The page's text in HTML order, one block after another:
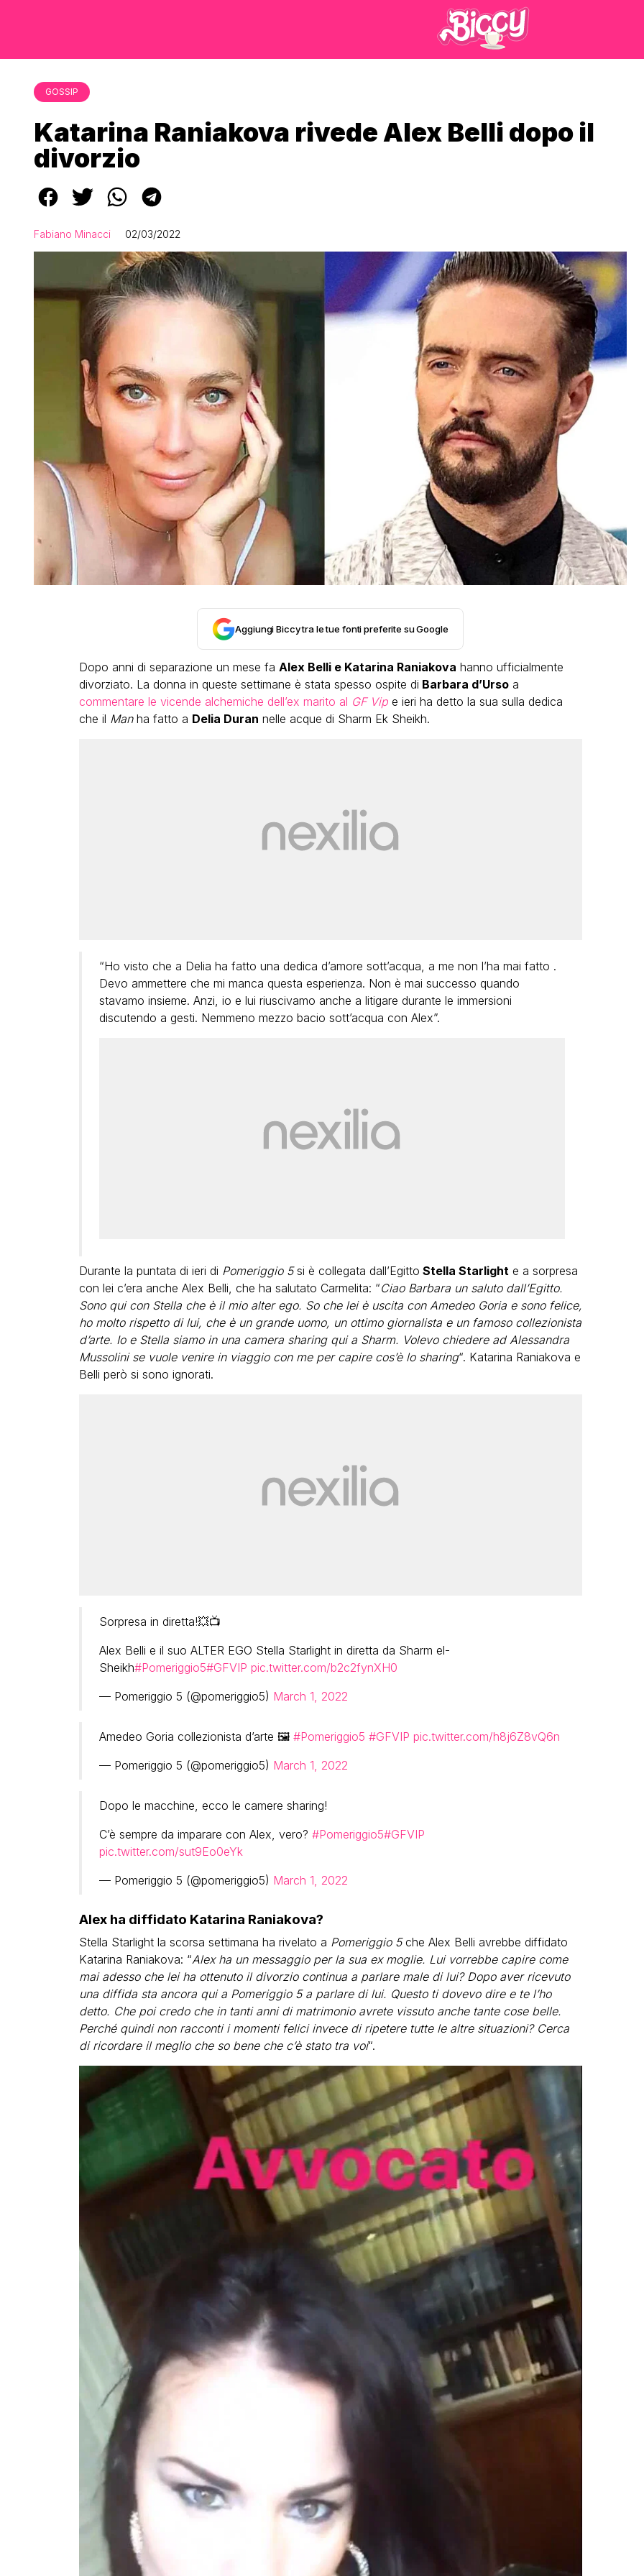
GOSSIP
Katarina Raniakova rivede Alex Belli dopo il
divorzio
Fabiano Minacci 02/03/2022
Aggiungi Biccy tra le tue fonti preferite su Google
Dopo anni di separazione un mese fa Alex Belli e Katarina Raniakova hanno ufficialmente
divorziato. La donna in queste settimane è stata spesso ospite di Barbara d’Ursoa
commentare le vicende alchemiche dell’ex marito al GF Vipe ieri ha detto la sua sulla dedica
che il Manha fatto a Delia Duran nelle acque di Sharm Ek Sheikh.
“Ho visto che a Delia ha fatto una dedica d’amore sott’acqua, a me non l’ha mai fatto .
Devo ammettere che mi manca questa esperienza. Non è mai successo quando
stavamo insieme. Anzi, io e lui riuscivamo anche a litigare durante le immersioni
discutendo a gesti. Nemmeno mezzo bacio sott’acqua con Alex”.
Durante la puntata di ieri di Pomeriggio 5si è collegata dall’Egitto Stella Starlighte a sorpresa
con lei c’era anche Alex Belli, che ha salutato Carmelita: “Ciao Barbara un saluto dall’Egitto.
Sono qui con Stella che è il mio alter ego. So che lei è uscita con Amedeo Goria e sono felice,
ho molto rispetto di lui, che è un grande uomo, un ottimo giornalista e un famoso collezionista
d’arte. Io e Stella siamo in una camera sharing qui a Sharm. Volevo chiedere ad Alessandra
Mussolini se vuole venire in viaggio con me per capire cos’è lo sharing“. Katarina Raniakova e
Belli però si sono ignorati.
Sorpresa in diretta!💥📺
Alex Belli e il suo ALTER EGO Stella Starlight in diretta da Sharm el-
Sheikh#Pomeriggio5#GFVIP pic.twitter.com/b2c2fynXH0
— Pomeriggio 5 (@pomeriggio5) March 1, 2022
Amedeo Goria collezionista d’arte 🖼️ #Pomeriggio5 #GFVIP pic.twitter.com/h8j6Z8vQ6n
— Pomeriggio 5 (@pomeriggio5) March 1, 2022
Dopo le macchine, ecco le camere sharing!
C’è sempre da imparare con Alex, vero? #Pomeriggio5#GFVIP
pic.twitter.com/sut9Eo0eYk
— Pomeriggio 5 (@pomeriggio5) March 1, 2022
Alex ha diffidato Katarina Raniakova?
Stella Starlight la scorsa settimana ha rivelato a Pomeriggio 5che Alex Belli avrebbe diffidato
Katarina Raniakova: “Alex ha un messaggio per la sua ex moglie. Lui vorrebbe capire come
mai adesso che lei ha ottenuto il divorzio continua a parlare male di lui? Dopo aver ricevuto
una diffida sta ancora qui a Pomeriggio 5 a parlare di lui. Questo ti dovevo dire e te l’ho
detto. Che poi credo che in tanti anni di matrimonio avrete vissuto anche tante cose belle.
Perché quindi non racconti i momenti felici invece di ripetere tutte le altre situazioni? Cerca
di ricordare il meglio che so bene che c’è stato tra voi“.